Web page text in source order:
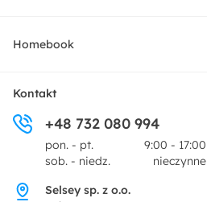
Dekoracje i akcesoria
Promocje
Dostawa
Zwroty
Pytania i odpowiedzi
Homebook
O nas
Centrum prasowe
Kontakt
+48 732 080 994
pon. - pt.
9:00 - 17:00
sob. - niedz.
nieczynne
Selsey sp. z o.o.